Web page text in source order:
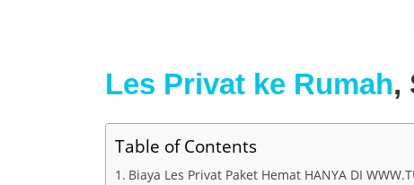
Les Privat ke Rumah,
Table of Contents
Biaya Les Privat Paket Hemat HANYA DI